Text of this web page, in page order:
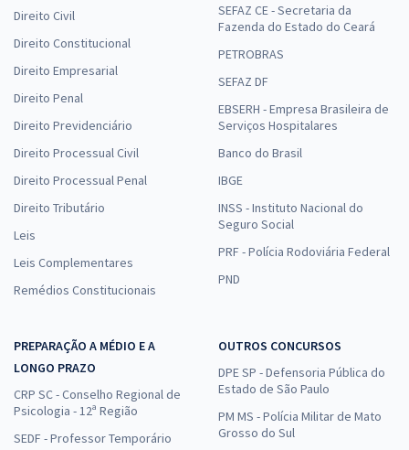
Direito Civil
Direito Constitucional
Direito Empresarial
Direito Penal
Direito Previdenciário
Direito Processual Civil
Direito Processual Penal
Direito Tributário
Leis
Leis Complementares
Remédios Constitucionais
SEFAZ CE - Secretaria da
Fazenda do Estado do Ceará
PETROBRAS
SEFAZ DF
EBSERH - Empresa Brasileira de
Serviços Hospitalares
Banco do Brasil
IBGE
INSS - Instituto Nacional do
Seguro Social
PRF - Polícia Rodoviária Federal
PND
PREPARAÇÃO A MÉDIO E A
LONGO PRAZO
CRP SC - Conselho Regional de
Psicologia - 12ª Região
SEDF - Professor Temporário
OUTROS CONCURSOS
DPE SP - Defensoria Pública do
Estado de São Paulo
PM MS - Polícia Militar de Mato
Grosso do Sul